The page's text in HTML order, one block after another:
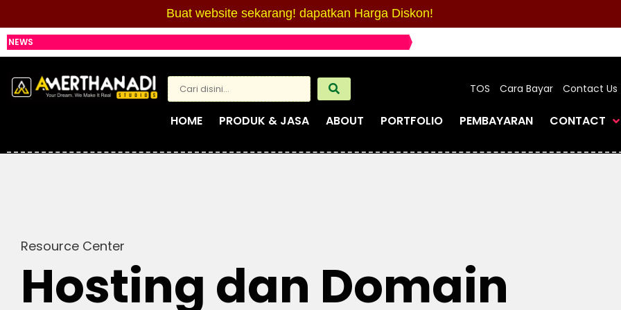
Buat website sekarang! dapatkan Harga Diskon!
NEWS
TOS Cara Bayar Contact Us
HOME PRODUK & JASA ABOUT PORTFOLIO PEMBAYARAN CONTACT
Resource Center
Hosting dan Domain